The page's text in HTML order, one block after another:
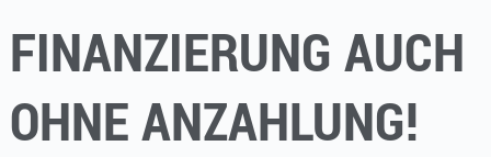
FINANZIERUNG AUCH
OHNE ANZAHLUNG!